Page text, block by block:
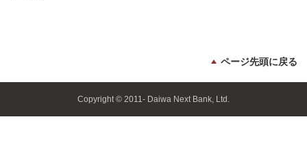
ページ先頭に戻る
Copyright © 2011- Daiwa Next Bank, Ltd.